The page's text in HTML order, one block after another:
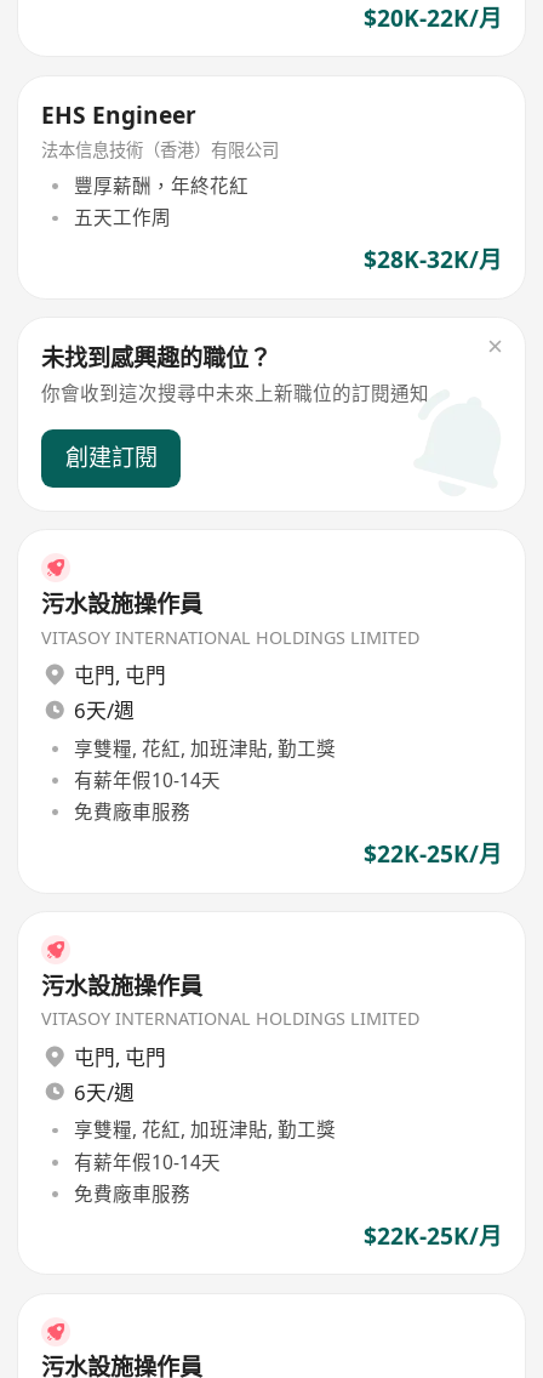
$20K-22K/月
EHS Engineer
法本信息技術（香港）有限公司
豐厚薪酬，年終花紅
五天工作周
$28K-32K/月
未找到感興趣的職位？
你會收到這次搜尋中未來上新職位的訂閱通知
創建訂閱
污水設施操作員
VITASOY INTERNATIONAL HOLDINGS LIMITED
屯門, 屯門
6天/週
享雙糧, 花紅, 加班津貼, 勤工獎
有薪年假10-14天
免費廠車服務
$22K-25K/月
污水設施操作員
VITASOY INTERNATIONAL HOLDINGS LIMITED
屯門, 屯門
6天/週
享雙糧, 花紅, 加班津貼, 勤工獎
有薪年假10-14天
免費廠車服務
$22K-25K/月
污水設施操作員